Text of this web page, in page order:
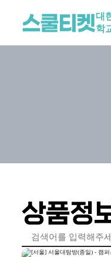
대
학
상품정